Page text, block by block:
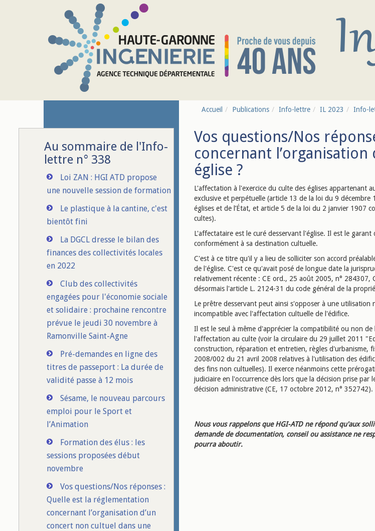
Au sommaire de l'Info-
lettre n° 338
Loi ZAN : HGI ATD propose
une nouvelle session de formation
Le plastique à la cantine, c'est
bientôt fini
La DGCL dresse le bilan des
finances des collectivités locales
en 2022
Club des collectivités
engagées pour l'économie sociale
et solidaire : prochaine rencontre
prévue le jeudi 30 novembre à
Ramonville Saint-Agne
Pré-demandes en ligne des
titres de passeport : La durée de
validité passe à 12 mois
Sésame, le nouveau parcours
emploi pour le Sport et
l’Animation
Formation des élus : les
sessions proposées début
novembre
Vos questions/Nos réponses :
Quelle est la réglementation
concernant l’organisation d’un
concert non cultuel dans une
Accueil Publications Info-lettre IL 2023 Info-
Vos questions/Nos
concernant
église ?
L'affectation à l'exercice du culte des églises appartenant
exclusive et perpétuelle (article 13 de la loi du 9 décembre
églises et de l’État, et article 5 de la loi du 2 janvier 1907
cultes).
L'affectataire est le curé desservant l'église. Il est le
conformément à sa destination cultuelle.
C'est à ce titre qu'il y a lieu de solliciter son accord
de l'église. C'est ce qu'avait posé de longue date la
relativement récente : CE ord., 25 août 2005, n° 284307,
désormais l'article L. 2124-31 du code général de la
Le prêtre desservant peut ainsi s'opposer à une utilisation
incompatible avec l'affectation cultuelle de l'édifice.
Il est le seul à même d'apprécier la compatibilité ou non
l'affectation au culte (voir la circulaire du 29 juillet 2011
construction, réparation et entretien, règles d'urbanisme,
2008/002 du 21 avril 2008 relatives à l'utilisation des
des fins non cultuelles). Il exerce néanmoins cette
judiciaire en l'occurrence dès lors que la décision prise par
décision administrative (CE, 17 octobre 2012, n° 352742).
Nous vous rappelons que HGI-ATD ne répond qu'aux
demande de documentation, conseil ou assistance ne
pourra aboutir.